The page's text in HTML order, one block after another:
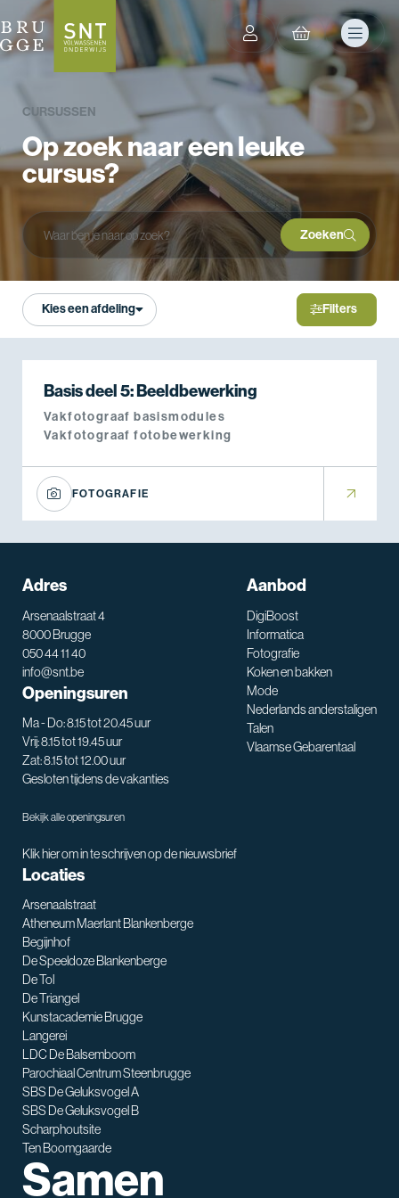
CURSUSSEN
Op zoek naar een leuke
cursus?
Zoeken
Zoeken
Kies een afdeling Filters
Basis deel 5: Beeldbewerking
Vakfotograaf basismodules
Vakfotograaf fotobewerking
FOTOGRAFIE
Adres
Arsenaalstraat 4
8000 Brugge
050 44 11 40
info@snt.be
Openingsuren
Ma - Do: 8.15 tot 20.45 uur
Vrij: 8.15 tot 19.45 uur
Zat: 8.15 tot 12.00 uur
Gesloten tijdens de vakanties
Bekijk alle openingsuren
Klik hier om in te schrijven op de nieuwsbrief
Aanbod
DigiBoost
Informatica
Fotografie
Koken en bakken
Mode
Nederlands anderstaligen
Talen
Vlaamse Gebarentaal
Locaties
Arsenaalstraat
Atheneum Maerlant Blankenberge
Begijnhof
De Speeldoze Blankenberge
De Tol
De Triangel
Kunstacademie Brugge
Langerei
LDC De Balsemboom
Parochiaal Centrum Steenbrugge
SBS De Geluksvogel A
SBS De Geluksvogel B
Scharphoutsite
Ten Boomgaarde
Samen
SNT assistent
Waarmee kan ik je helpen?